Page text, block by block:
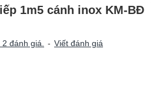
1m5 cánh inox KM-BĐ
đánh giá. - Viết đánh giá